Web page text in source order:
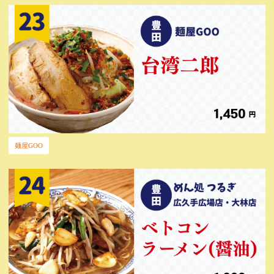
麺屋GOO